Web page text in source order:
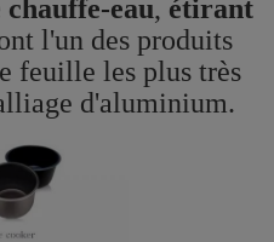
chauffe-eau, étirant
l'un des produits
feuille les plus très
d'aluminium.